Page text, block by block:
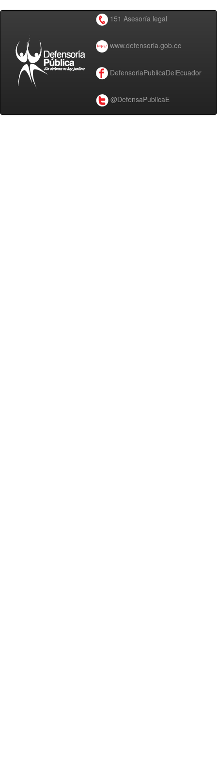
151 Asesoría legal
www.defensoria.gob.ec
DefensoriaPublicaDelEcuador
@DefensaPublicaE